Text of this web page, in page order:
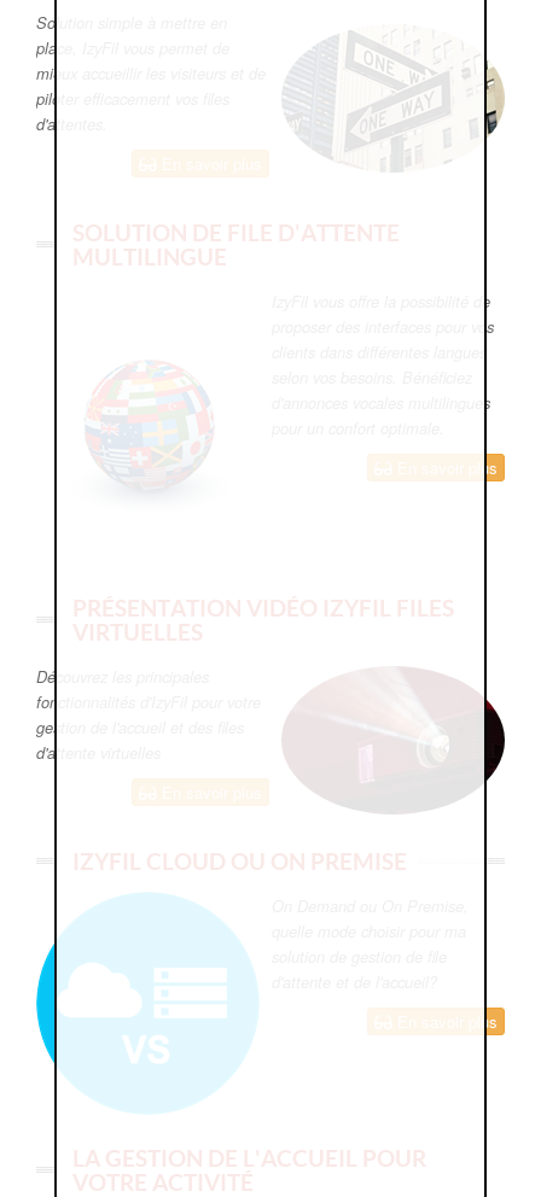
Solution simple à mettre en
place, IzyFil vous permet de
mieux accueillir les visiteurs et de
piloter efficacement vos files
d'attentes.
SOLUTION DE FILE D'ATTENTE
MULTILINGUE
IzyFil vous offre la possibilité de
proposer des interfaces pour vos
d'annonces vocales multilingues
En savoir plus
PRÉSENTATION VIDÉO IZYFIL FILES
VIRTUELLES
Découvrez les principales
fonctionnalités d'IzyFil pour votre
gestion de l'accueil et des files
d'attente virtuelles
IZYFIL CLOUD OU ON PREMISE
En savoir plus
LA GESTION DE L'ACCUEIL POUR
VOTRE ACTIVITÉ